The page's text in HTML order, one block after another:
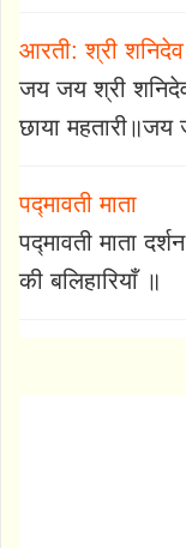
आरती: श्री
जय जय श्री
छाया
पद्मावती माता
पद्मावती माता
की बलिहारियाँ ॥